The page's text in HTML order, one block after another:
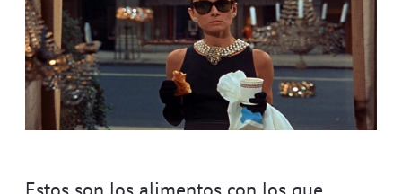
Estos son los alimentos con los que